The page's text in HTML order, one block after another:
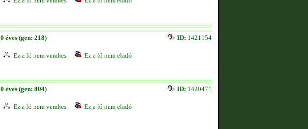
0 éves (gen: 218) ID: 1421154
Ez a ló nem vemhes Ez a ló nem eladó
0 éves (gen: 804) ID: 1420471
Ez a ló nem vemhes Ez a ló nem eladó